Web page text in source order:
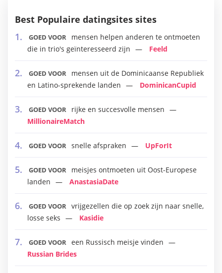
Best Populaire datingsites sites
GOED VOOR
mensen helpen anderen te ontmoeten
die in trio's geïnteresseerd zijn
Feeld
GOED VOOR
mensen uit de Dominicaanse Republiek
en Latino-sprekende landen
DominicanCupid
GOED VOOR
rijke en succesvolle mensen
MillionaireMatch
GOED VOOR snelle afspraken UpForIt
GOED VOOR
meisjes ontmoeten uit Oost-Europese
landen
AnastasiaDate
GOED VOOR vrijgezellen die op zoek zijn naar snelle,
losse seks
Kasidie
GOED VOOR een Russisch meisje vinden
Russian Brides